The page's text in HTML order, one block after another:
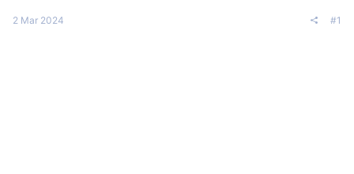
a
2 Mar 2024 #1